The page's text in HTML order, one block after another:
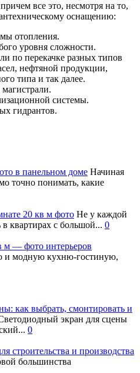
все это, несмотря на то,
оснащению:
отопления.
уровня сложности.
по перекачке разных типов
нефтяной продукции,
типа и так далее.
системы.
гидрантов.
в панельном доме Начиная
точно понимать, какие
20 кв м фото Не у каждой
квартирах с большой... 0
м — фото интерьеров
и модную кухню-гостиную,
как выбрать, смонтировать и
экран для сцены
0
строительства и производства
большинства